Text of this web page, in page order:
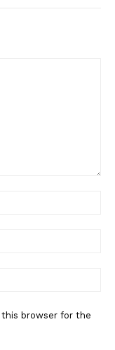
this browser for the